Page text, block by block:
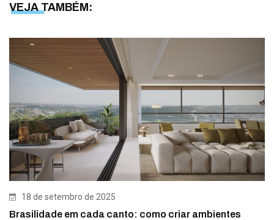
VEJA TAMBÉM:
18 de setembro de 2025
Brasilidade em cada canto: como criar ambientes